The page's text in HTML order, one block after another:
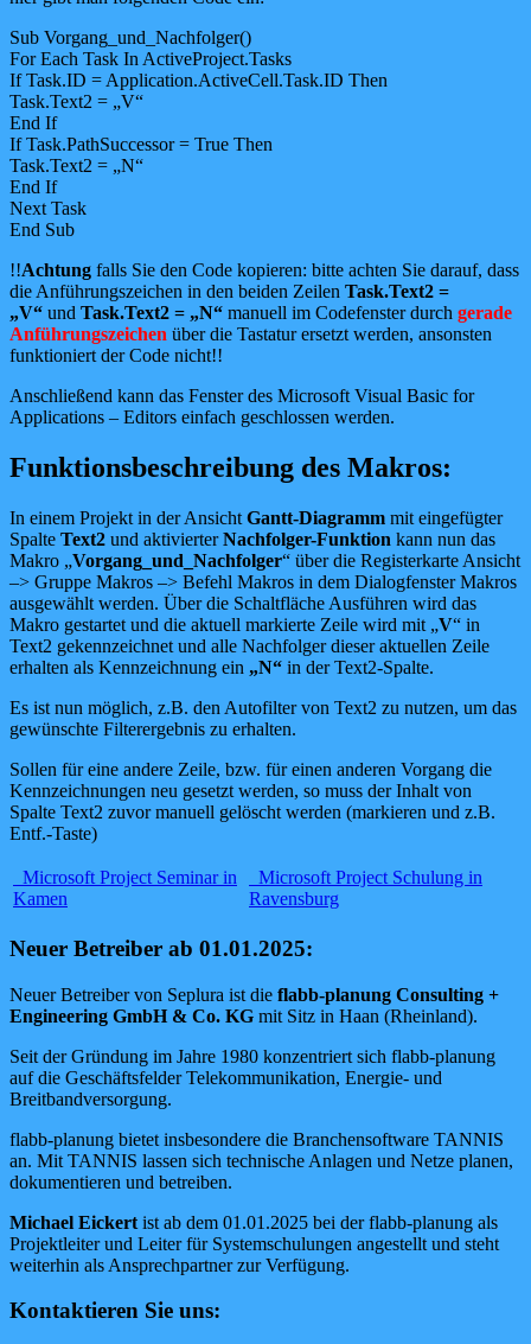
Sub Vorgang_und_Nachfolger()
For Each Task In ActiveProject.Tasks
If Task.ID = Application.ActiveCell.Task.ID Then
Task.Text2 = „V“
End If
If Task.PathSuccessor = True Then
Task.Text2 = „N“
End If
Next Task
End Sub
!!Achtung falls Sie den Code kopieren: bitte achten Sie darauf, dass
die Anführungszeichen in den beiden Zeilen Task.Text2 =
„V“ und Task.Text2 = „N“ manuell im Codefenster durch gerade
Anführungszeichen über die Tastatur ersetzt werden, ansonsten
funktioniert der Code nicht!!
Anschließend kann das Fenster des Microsoft Visual Basic for
Applications – Editors einfach geschlossen werden.
Funktionsbeschreibung des Makros:
In einem Projekt in der Ansicht Gantt-Diagramm mit eingefügter
Spalte Text2 und aktivierterNachfolger-Funktion kann nun das
Makro „Vorgang_und_Nachfolger“ über die Registerkarte Ansicht
–> Gruppe Makros –> Befehl Makros in dem Dialogfenster Makros
ausgewählt werden. Über die Schaltfläche Ausführen wird das
Makro gestartet und die aktuell markierte Zeile wird mit „V“ in
Text2 gekennzeichnet und alle Nachfolger dieser aktuellen Zeile
erhalten als Kennzeichnung ein „N“ in der Text2-Spalte.
Es ist nun möglich, z.B. den Autofilter von Text2 zu nutzen, um das
gewünschte Filterergebnis zu erhalten.
Sollen für eine andere Zeile, bzw. für einen anderen Vorgang die
Kennzeichnungen neu gesetzt werden, so muss der Inhalt von
Spalte Text2 zuvor manuell gelöscht werden (markieren und z.B.
Entf.-Taste)
Microsoft Project Seminar in
Kamen
Microsoft Project Schulung in
Ravensburg
Neuer Betreiber ab 01.01.2025:
Neuer Betreiber von Seplura ist die flabb-planung Consulting +
Engineering GmbH & Co. KG mit Sitz in Haan (Rheinland).
Seit der Gründung im Jahre 1980 konzentriert sich flabb-planung
auf die Geschäftsfelder Telekommunikation, Energie- und
Breitbandversorgung.
flabb-planung bietet insbesondere die Branchensoftware TANNIS
an. Mit TANNIS lassen sich technische Anlagen und Netze planen,
dokumentieren und betreiben.
Michael Eickert ist ab dem 01.01.2025 bei der flabb-planung als
Projektleiter und Leiter für Systemschulungen angestellt und steht
weiterhin als Ansprechpartner zur Verfügung.
Kontaktieren Sie uns: